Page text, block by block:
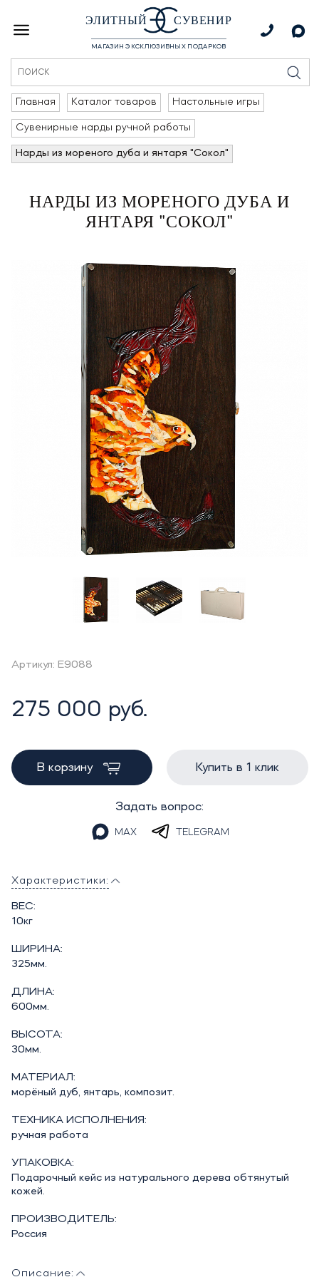
ЭЛИТНЫЙ СУВЕНИР
МАГАЗИН ЭКСКЛЮЗИВНЫХ ПОДАРКОВ
Главная Каталог товаров Настольные игры
Сувенирные нарды ручной работы
Нарды из мореного дуба и янтаря "Сокол"
НАРДЫ ИЗ МОРЕНОГО ДУБА И
ЯНТАРЯ "СОКОЛ"
Артикул: E9088
275 000 руб.
В корзину Купить в 1 клик
Задать вопрос:
MAX TELEGRAM
Характеристики:
ВЕС:
10кг
ШИРИНА:
325мм.
ДЛИНА:
600мм.
ВЫСОТА:
30мм.
МАТЕРИАЛ:
морёный дуб, янтарь, композит.
ТЕХНИКА ИСПОЛНЕНИЯ:
ручная работа
УПАКОВКА:
Подарочный кейс из натурального дерева обтянутый
кожей.
ПРОИЗВОДИТЕЛЬ:
Россия
Описание: